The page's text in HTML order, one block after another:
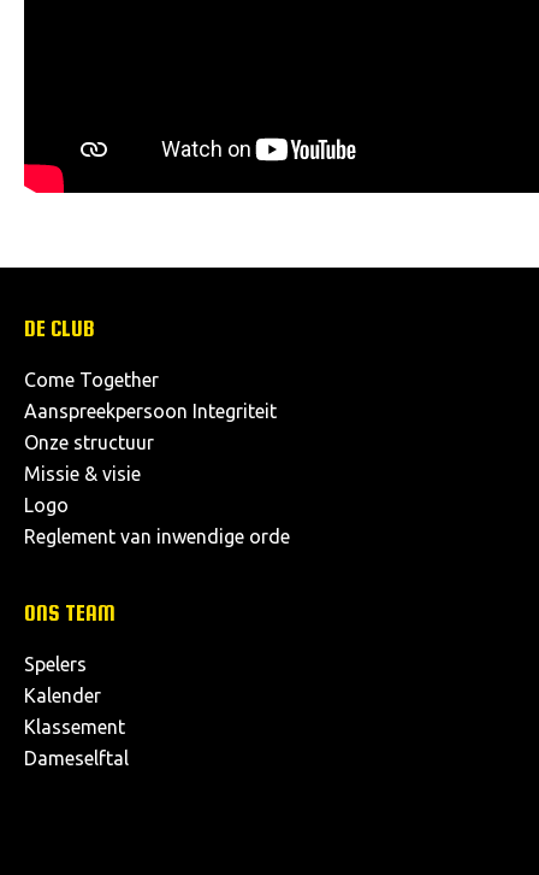
DE CLUB
Come Together
Aanspreekpersoon Integriteit
Onze structuur
Missie & visie
Logo
Reglement van inwendige orde
ONS TEAM
Spelers
Kalender
Klassement
Dameselftal